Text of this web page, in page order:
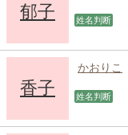
郁子 姓名判断
香子
かおりこ
姓名判断